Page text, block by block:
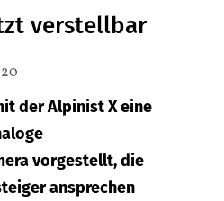
verstellbar
der Alpinist X eine
vorgestellt, die
ansprechen